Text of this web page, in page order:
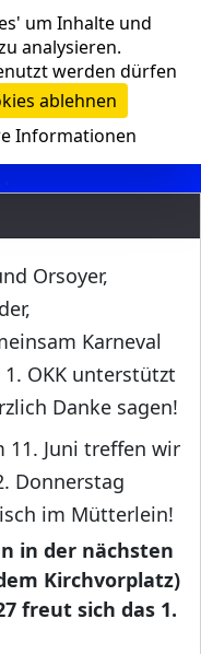
Orsoyer,
Karneval
OKK unterstützt
Danke sagen!
11. Juni treffen wir
Donnerstag
im Mütterlein!
in der nächsten
Kirchvorplatz)
freut sich das 1.
um Inhalte und
analysieren.
werden dürfen
ablehnen
Informationen